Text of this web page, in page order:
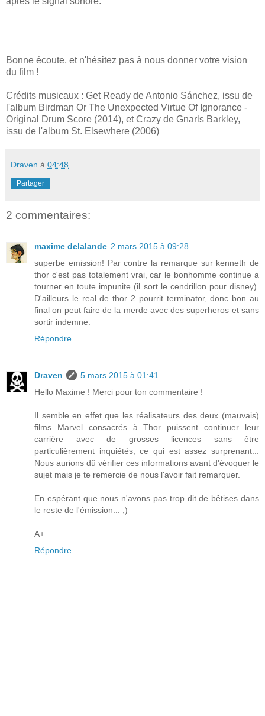
Bonne écoute, et n'hésitez pas à nous donner votre vision
du film !
Crédits musicaux : Get Ready de Antonio Sánchez, issu de
l'album Birdman Or The Unexpected Virtue Of Ignorance -
Original Drum Score (2014), et Crazy de Gnarls Barkley,
issu de l'album St. Elsewhere (2006)
Draven à 04:48
Partager
2 commentaires:
maxime delalande 2 mars 2015 à 09:28
superbe emission! Par contre la remarque sur kenneth de
thor c'est pas totalement vrai, car le bonhomme continue a
tourner en toute impunite (il sort le cendrillon pour disney).
D'ailleurs le real de thor 2 pourrit terminator, donc bon au
final on peut faire de la merde avec des superheros et sans
sortir indemne.
Répondre
Draven
5 mars 2015 à 01:41
Hello Maxime ! Merci pour ton commentaire !
Il semble en effet que les réalisateurs des deux (mauvais)
films Marvel consacrés à Thor puissent continuer leur
carrière avec de grosses licences sans être
particulièrement inquiétés, ce qui est assez surprenant...
Nous aurions dû vérifier ces informations avant d'évoquer le
sujet mais je te remercie de nous l'avoir fait remarquer.
En espérant que nous n'avons pas trop dit de bêtises dans
le reste de l'émission... ;)
A+
Répondre